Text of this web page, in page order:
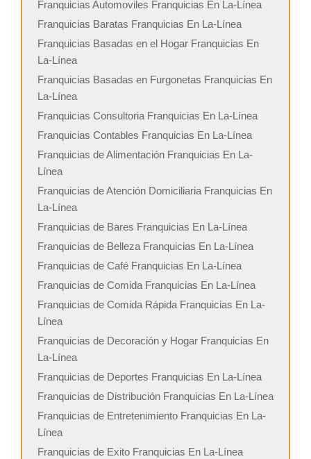
Franquicias Automoviles Franquicias En La-Línea
Franquicias Baratas Franquicias En La-Línea
Franquicias Basadas en el Hogar Franquicias En
La-Línea
Franquicias Basadas en Furgonetas Franquicias En
La-Línea
Franquicias Consultoria Franquicias En La-Línea
Franquicias Contables Franquicias En La-Línea
Franquicias de Alimentación Franquicias En La-
Línea
Franquicias de Atención Domiciliaria Franquicias En
La-Línea
Franquicias de Bares Franquicias En La-Línea
Franquicias de Belleza Franquicias En La-Línea
Franquicias de Café Franquicias En La-Línea
Franquicias de Comida Franquicias En La-Línea
Franquicias de Comida Rápida Franquicias En La-
Línea
Franquicias de Decoración y Hogar Franquicias En
La-Línea
Franquicias de Deportes Franquicias En La-Línea
Franquicias de Distribución Franquicias En La-Línea
Franquicias de Entretenimiento Franquicias En La-
Línea
Franquicias de Exito Franquicias En La-Línea